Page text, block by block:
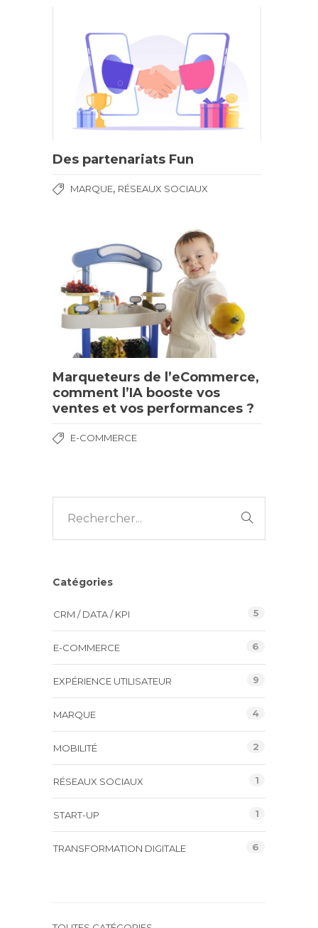
Des partenariats Fun
MARQUE, RÉSEAUX SOCIAUX
Marqueteurs de l’eCommerce,
comment l’IA booste vos
ventes et vos performances ?
E-COMMERCE
Catégories
CRM / DATA / KPI 5
E-COMMERCE 6
EXPÉRIENCE UTILISATEUR 9
MARQUE 4
MOBILITÉ 2
RÉSEAUX SOCIAUX 1
START-UP 1
TRANSFORMATION DIGITALE 6